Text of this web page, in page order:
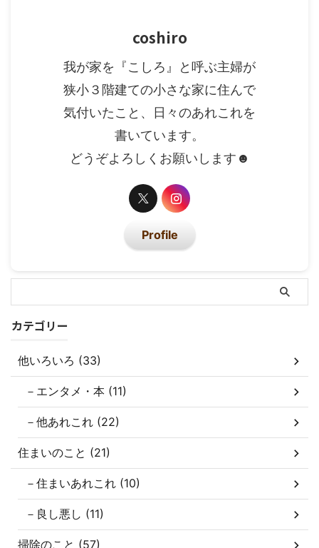
coshiro
我が家を『こしろ』と呼ぶ主婦が
狭小３階建ての小さな家に住んで
気付いたこと、日々のあれこれを
書いています。
どうぞよろしくお願いします☻
Profile
カテゴリー
他いろいろ (33)
－エンタメ・本 (11)
－他あれこれ (22)
住まいのこと (21)
－住まいあれこれ (10)
－良し悪し (11)
掃除のこと (57)